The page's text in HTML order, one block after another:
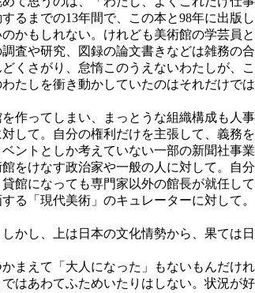
までの13年間で、この本と98年に出版
かもしれない。けれども美術館の学芸員
や研究、図録の論文書きなどは雑務の
くさがり、怠惰このうえないわたしが、
たしを衝き動かしていたのはそれだけで
ってしまい、まっとうな組織構成も人
て。自分の権利だけを主張して、義務
ントとしか考えていない一部の新聞社事
けなす政治家や一般の人に対して。自
になっても専門家以外の館長が就任し
「現代美術」のキュレーターに対して
し、上は日本の文化情勢から、果ては
えて「大人になった」もないもんだけ
はあわてふためいたりはしない。状況が